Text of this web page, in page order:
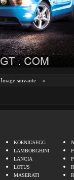
Image suivante »
KOENIGSEGG
LAMBORGHINI
LANCIA
LOTUS
MASERATI